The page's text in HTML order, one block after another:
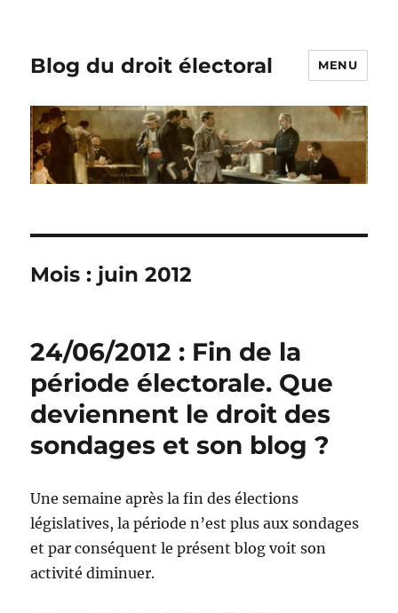
Blog du droit électoral MENU
Mois : juin 2012
24/06/2012 : Fin de la
période électorale. Que
deviennent le droit des
sondages et son blog ?
Une semaine après la fin des élections
législatives, la période n’est plus aux sondages
et par conséquent le présent blog voit son
activité diminuer.